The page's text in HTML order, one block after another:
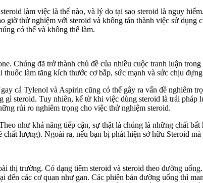
làm việc là thế nào, và lý do tại sao steroid là nguy
giờ thử nghiệm với steroid và không tán thành việc sử
có thể và không thể làm.
Chúng đã trở thành chủ đề của nhiều cuộc tranh luận
làm tăng kích thước cơ bắp, sức mạnh và sức chịu
cả Tylenol và Aspirin cũng có thể gây ra vấn đề nghiêm
steroid. Tuy nhiên, kể từ khi việc dùng steroid là trái
rủi ro nghiêm trọng cho việc thử nghiệm steroid.
như khả năng tiếp cận, sự thật là chúng là những chất
lượng). Ngoài ra, nếu bạn bị phát hiện sở hữu Steroid
thị trường. Có dạng tiêm steroid và steroid theo đường
các cơ quan như gan. Các phiên bản đường uống thì